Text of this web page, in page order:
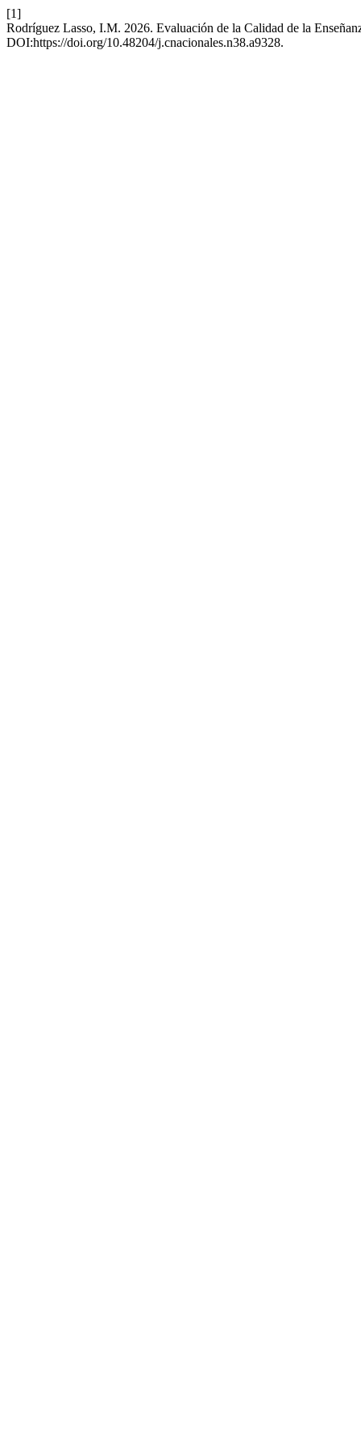
[1]
Rodríguez Lasso, I.M. 2026. Evaluación de la Calidad de la
DOI:https://doi.org/10.48204/j.cnacionales.n38.a9328.